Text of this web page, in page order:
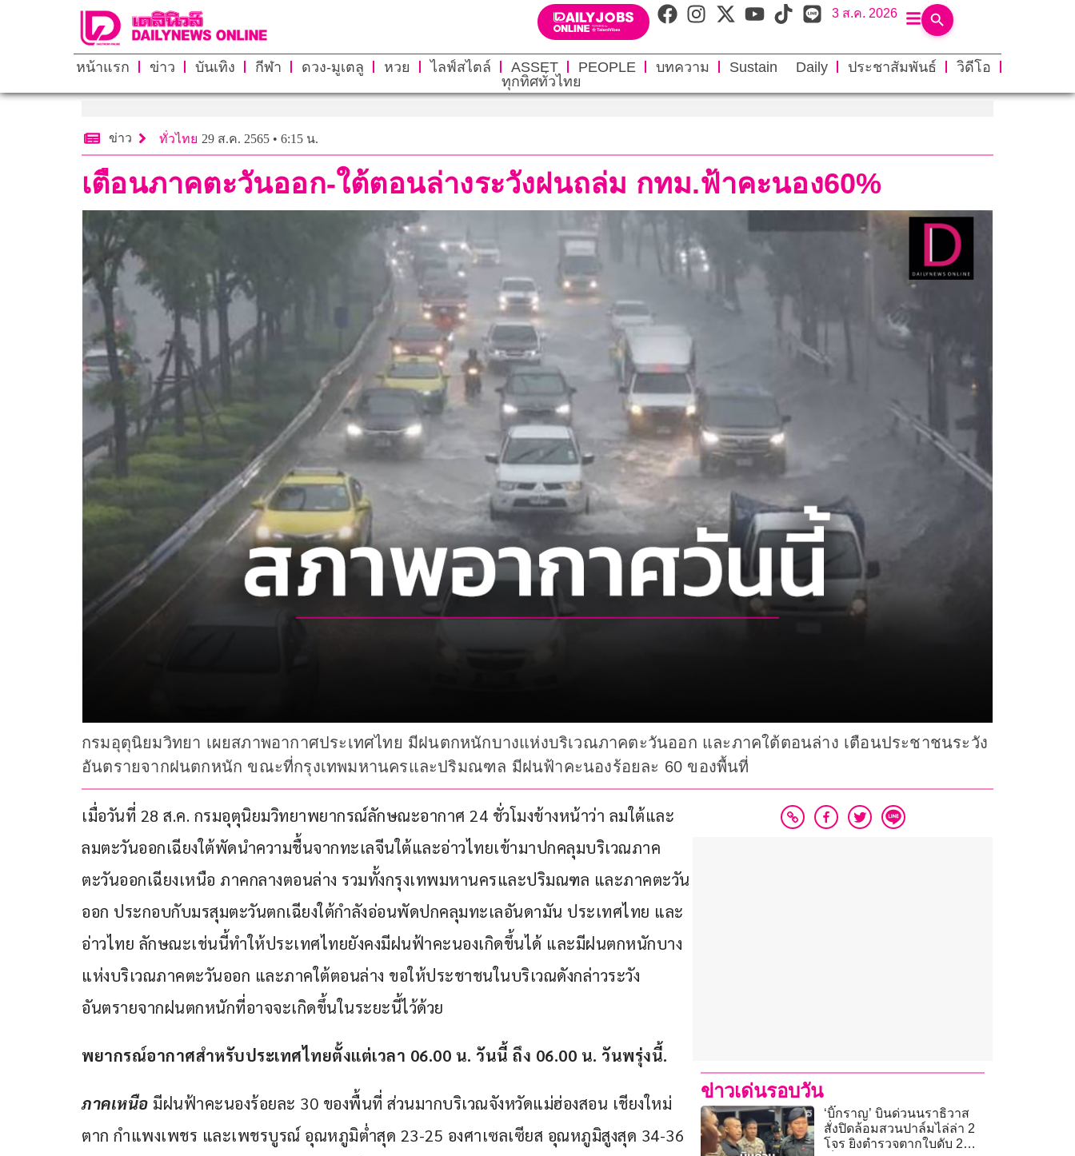
3 ส.ค. 2026
หน้าแรก ข่าว บันเทิง กีฬา ดวง-มูเตลู หวย ไลฟ์สไตล์ ASSET PEOPLE บทความ Sustain Daily ประชาสัมพันธ์
วิดีโอ
ทุกทิศทั่วไทย
ข่าว ทั่วไทย 29 ส.ค. 2565 • 6:15 น.
เตือนภาคตะวันออก-ใต้ตอนล่างระวังฝนถล่ม กทม.ฟ้าคะนอง60%
กรมอุตุนิยมวิทยา เผยสภาพอากาศประเทศไทย มีฝนตกหนักบางแห่งบริเวณภาคตะวันออก และภาคใต้ตอนล่าง เตือนประชาชนระวัง
อันตรายจากฝนตกหนัก ขณะที่กรุงเทพมหานครและปริมณฑล มีฝนฟ้าคะนองร้อยละ 60 ของพื้นที่
เมื่อวันที่ 28 ส.ค. กรมอุตุนิยมวิทยาพยากรณ์ลักษณะอากาศ 24 ชั่วโมงข้างหน้าว่า ลมใต้และ
ลมตะวันออกเฉียงใต้พัดนำความชื้นจากทะเลจีนใต้และอ่าวไทยเข้ามาปกคลุมบริเวณภาค
ตะวันออกเฉียงเหนือ ภาคกลางตอนล่าง รวมทั้งกรุงเทพมหานครและปริมณฑล และภาคตะวัน
ออก ประกอบกับมรสุมตะวันตกเฉียงใต้กำลังอ่อนพัดปกคลุมทะเลอันดามัน ประเทศไทย และ
อ่าวไทย ลักษณะเช่นนี้ทำให้ประเทศไทยยังคงมีฝนฟ้าคะนองเกิดขึ้นได้ และมีฝนตกหนักบาง
แห่งบริเวณภาคตะวันออก และภาคใต้ตอนล่าง ขอให้ประชาชนในบริเวณดังกล่าวระวัง
อันตรายจากฝนตกหนักที่อาจจะเกิดขึ้นในระยะนี้ไว้ด้วย
พยากรณ์อากาศสำหรับประเทศไทยตั้งแต่เวลา 06.00 น. วันนี้ ถึง 06.00 น. วันพรุ่งนี้.
ภาคเหนือ มีฝนฟ้าคะนองร้อยละ 30 ของพื้นที่ ส่วนมากบริเวณจังหวัดแม่ฮ่องสอน เชียงใหม่
ตาก กำแพงเพชร และเพชรบูรณ์ อุณหภูมิต่ำสุด 23-25 องศาเซลเซียส อุณหภูมิสูงสุด 34-36
ข่าวเด่นรอบวัน
‘บิ๊กราญ’ บินด่วนนราธิวาส
สั่งปิดล้อมสวนปาล์มไล่ล่า 2
โจร ยิงตำรวจตากใบดับ 2